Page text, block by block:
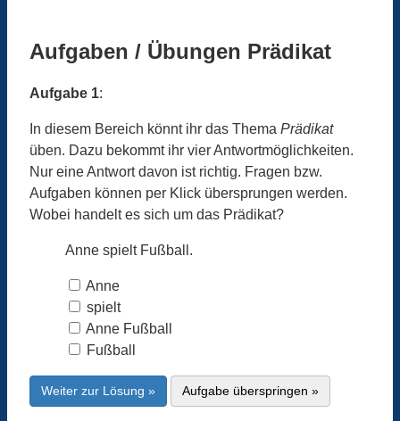
Aufgaben / Übungen Prädikat
Aufgabe 1:
In diesem Bereich könnt ihr das Thema Prädikat
üben. Dazu bekommt ihr vier Antwortmöglichkeiten.
Nur eine Antwort davon ist richtig. Fragen bzw.
Aufgaben können per Klick übersprungen werden.
Wobei handelt es sich um das Prädikat?
Anne spielt Fußball.
Anne
spielt
Anne Fußball
Fußball
Weiter zur Lösung » Aufgabe überspringen »